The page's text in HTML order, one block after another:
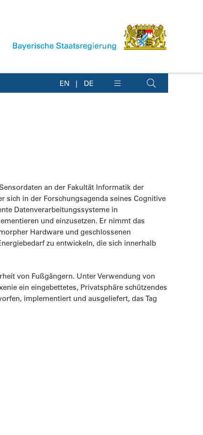
EN DE
an der Fakultät Informatik der
sich in der Forschungsagenda seines Cognitive
Datenverarbeitungssysteme in
und einzusetzen. Er nimmt das
Hardware und geschlossenen
zu entwickeln, die sich innerhalb
von Fußgängern. Unter Verwendung von
ein eingebettetes, Privatsphäre schützendes
implementiert und ausgeliefert, das Tag